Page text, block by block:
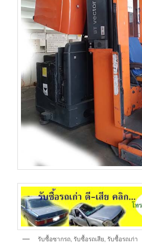
รับซื้อซากรถ, รับซื้อรถเสีย, รับซื้อรถเก่า